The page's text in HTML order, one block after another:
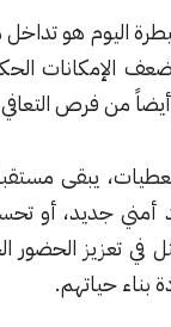
اليوم هو
الإمكانات
من فرص التعافي
يبقى
أمني جديد، أو
في تعزيز
بناء حياتهم.